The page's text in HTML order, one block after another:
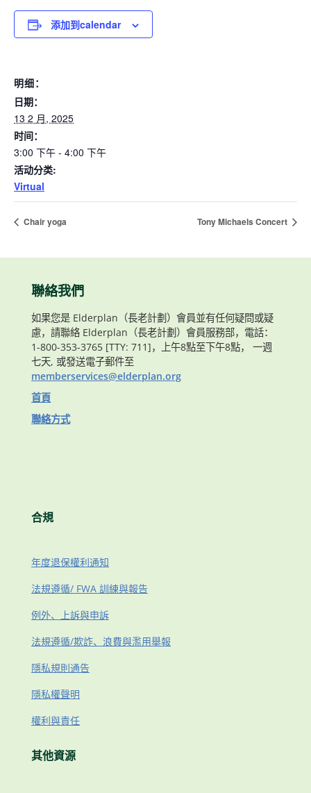
添加到calendar
明细：
日期：
13 2 月, 2025
时间：
3:00 下午 - 4:00 下午
活动分类:
Virtual
Chair yoga Tony Michaels Concert
聯絡我們
如果您是 Elderplan（長老計劃）會員並有任何疑問或疑
慮，請聯絡 Elderplan（長老計劃）會員服務部，電話：
1-800-353-3765 [TTY: 711]，上午8點至下午8點， 一週
七天, 或發送電子郵件至
memberservices@elderplan.org
首頁
聯絡方式
合規
年度退保權利通知
法規遵循/ FWA 訓練與報告
例外、上訴與申訴
法規遵循/欺詐、浪費與濫用舉報
隱私規則通告
隱私權聲明
權利與責任
其他資源